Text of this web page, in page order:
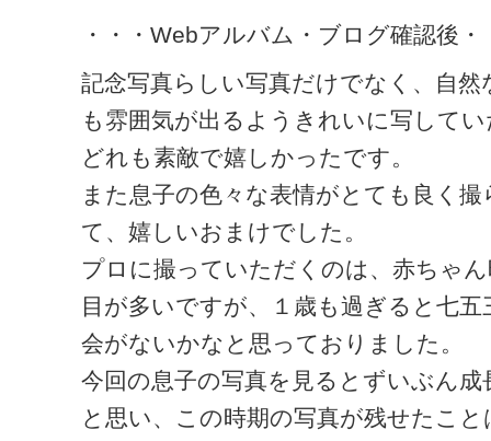
・・・Webアルバム・ブログ確認後・
記念写真らしい写真だけでなく、自然
も雰囲気が出るようきれいに写して
どれも素敵で嬉しかったです。
また息子の色々な表情がとても良く
て、嬉しいおまけでした。
プロに撮っていただくのは、赤ちゃ
目が多いですが、１歳も過ぎると七五
会がないかなと思っておりました。
今回の息子の写真を見るとずいぶん成
と思い、この時期の写真が残せたこ